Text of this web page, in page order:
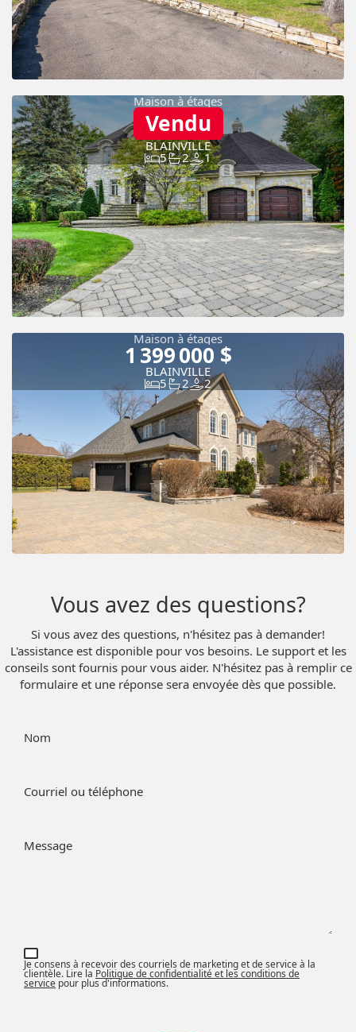
Maison à étages
Vendu
BLAINVILLE
5 2 1
Video Piscine
Maison à étages
1 399 000 $
BLAINVILLE
5 2 2
Vous avez des questions?
Si vous avez des questions, n'hésitez pas à demander!
L'assistance est disponible pour vos besoins. Le support et les
conseils sont fournis pour vous aider. N'hésitez pas à remplir ce
formulaire et une réponse sera envoyée dès que possible.
Nom
Courriel ou téléphone
Message
Je consens à recevoir des courriels de marketing et de service à la
clientèle. Lire la Politique de confidentialité et les conditions de
service pour plus d'informations.